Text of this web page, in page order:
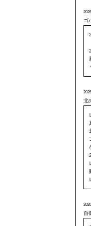
ゴ
北
自